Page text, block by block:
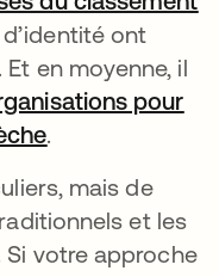
ont
. Et en moyenne, il
pour
.
mais de
et les
votre approche